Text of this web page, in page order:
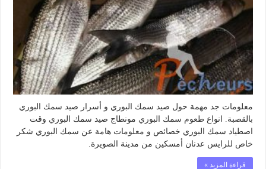
معلومات جد مهمة حول صيد سمك البوري و أسرار صيد سمك البوري
بالقصبة. انواع طعوم سمك البوري مونطاج صيد سمك البوري وقت
اصطياد سمك البوري خصائص و معلومات هامة عن سمك البوري شكر
خاص للرايس عدنان أمسكين من مدينة الصويرة.
قراءة المزيد »